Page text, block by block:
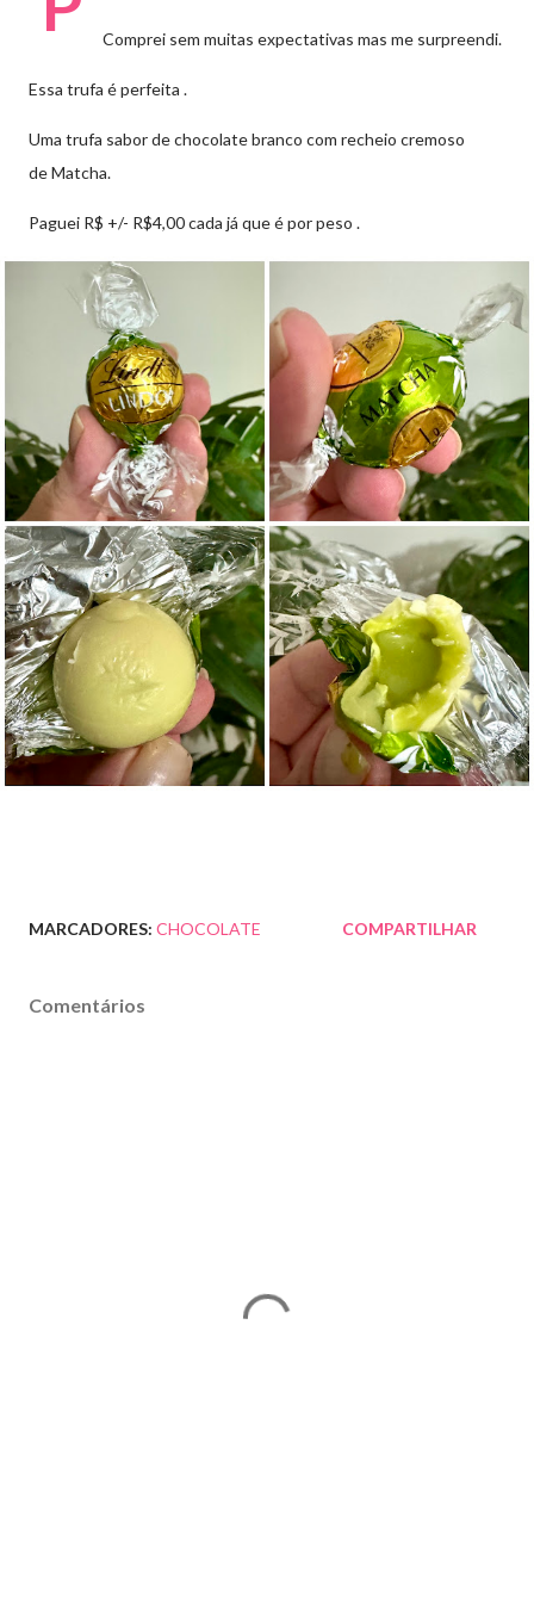
Comprei sem muitas expectativas mas me surpreendi.
Essa trufa é perfeita .
Uma trufa saborde chocolate branco com recheio cremoso
deMatcha.
Paguei R$ +/- R$4,00 cada já que é por peso .
MARCADORES: CHOCOLATE COMPARTILHAR
Comentários